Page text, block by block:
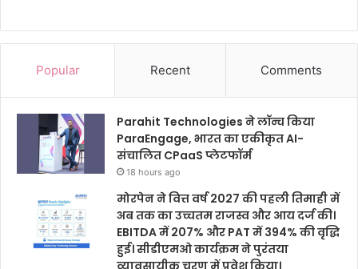
Popular Recent Comments
Parahit Technologies ने लॉन्च किया
ParaEngage, भारत का एकीकृत AI-
संचालित CPaaS प्लेटफॉर्म
18 hours ago
मोरपेन ने वित्त वर्ष 2027 की पहली तिमाही में
अब तक का उच्चतम राजस्व और आय दर्ज की।
EBITDA में 207% और PAT में 394% की वृद्धि
हुई। सीडीएमओ कार्यक्रम ने पुरंतया